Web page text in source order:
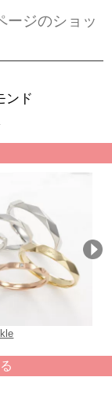
ジのショッ
ンド